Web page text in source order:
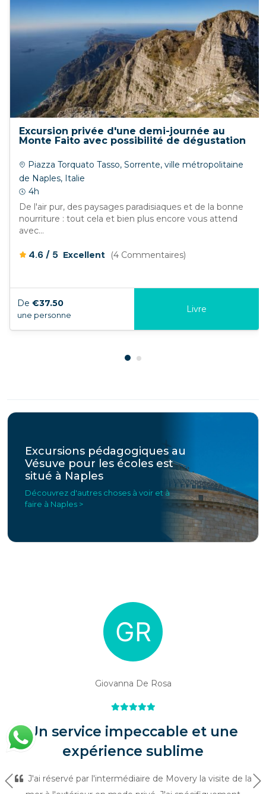
Excursion privée d'une demi-journée au
Monte Faito avec possibilité de dégustation
Piazza Torquato Tasso, Sorrente, ville métropolitaine
de Naples, Italie
4h
De l'air pur, des paysages paradisiaques et de la bonne
nourriture : tout cela et bien plus encore vous attend
avec...
4.6 / 5 Excellent (4 Commentaires)
De €37.50
une personne
Livre
Excursions pédagogiques au
Vésuve pour les écoles est
situé à Naples
Découvrez d'autres choses à voir et à
faire à Naples >
Giovanna De Rosa
Un service impeccable et une
expérience sublime
J'ai réservé par l'intermédiaire de Movery la visite de la
Précédent